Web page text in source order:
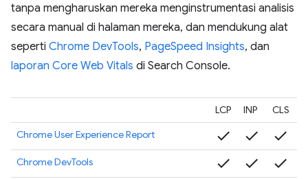
tanpa mengharuskan mereka menginstrumentasi analisis
secara manual di halaman mereka, dan mendukung alat
seperti Chrome DevTools, PageSpeed Insights, dan
laporan Core Web Vitals di Search Console.
LCP INP
CLS
Chrome User Experience Report
check check check
Chrome DevTools check check check